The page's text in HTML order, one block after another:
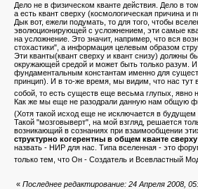
Дело не в физическом кванте действия. Дело в
а есть квант сверху (космологическая причина
Дык вот, ежели подумать, то для того, чтобы
эволюционирующей с усложнением, эти самые
на усложнение. Это значит, например, что вся
стохастики", а информация целевым образом
Эти кванты(квант сверху и квант снизу) должны
окружающей средой и может быть только разум.
фундаментальным константам именно для
принцип). И в то-же время, мы видим, что нас
собой, то есть существ еще весьма глупых,
Как же мы еще не разодрали данную нам общую
(Хотя такой исход еще не исключается в будущем
Такой "мозговыверт", на мой взгляд, решается
возникающий в сознаниях при взаимообщении
структурно когерентны в общем кванте сверху
назвать - НИР для нас. Типа вселенная - это
только тем, что Он - Создатель и Всевластный
« Последнее редактирование: 24 Апреля 2008,